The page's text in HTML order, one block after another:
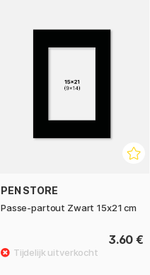
PEN STORE
Passe-partout Zwart 15x21 cm
3.60 €